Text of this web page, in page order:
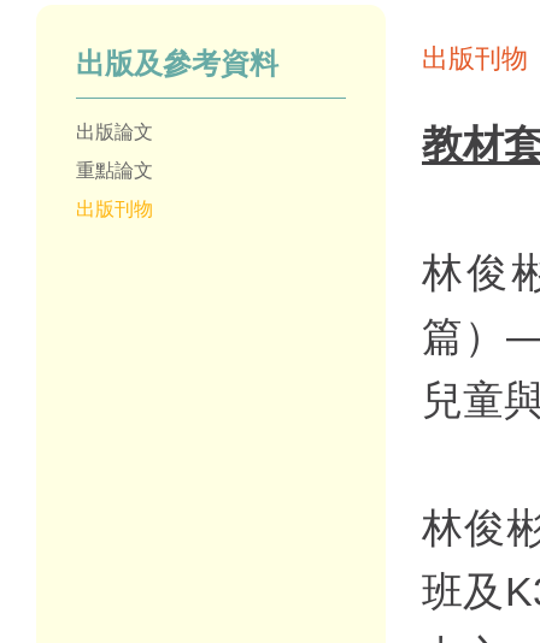
出版及參考資料
出版論文
重點論文
出版刊物
出版刊物
教材
林俊
篇）
兒童
林俊
班及